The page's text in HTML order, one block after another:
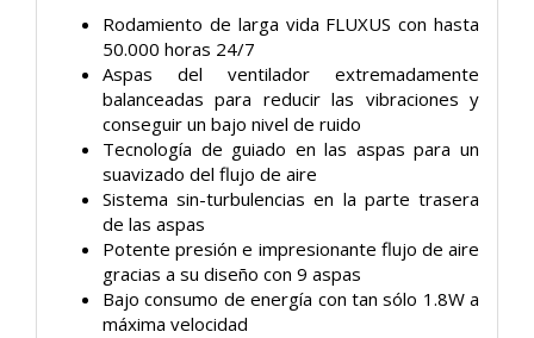
Rodamiento de larga vida FLUXUS con hasta
50.000 horas 24/7
Aspas del ventilador extremadamente
balanceadas para reducir las vibraciones y
conseguir un bajo nivel de ruido
Tecnología de guiado en las aspas para un
suavizado del flujo de aire
Sistema sin-turbulencias en la parte trasera
de las aspas
Potente presión e impresionante flujo de aire
gracias a su diseño con 9 aspas
Bajo consumo de energía con tan sólo 1.8W a
máxima velocidad